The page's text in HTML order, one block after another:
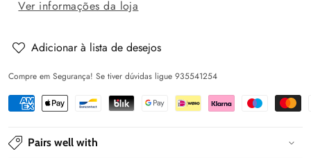
shirt
-
-
Mayoral
shirt
-
-
Mayoral
Ver informações da loja
Adicionar à lista de desejos
Compre em Segurança! Se tiver dúvidas ligue 935541254
Pairs well with